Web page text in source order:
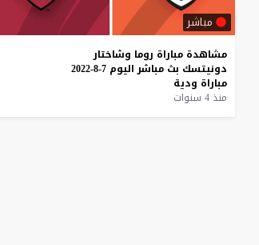
مباشر
مشاهدة مباراة روما وشاختار
دونيتسك بث مباشر اليوم 7-8-2022
مباراة ودية
منذ 4 سنوات